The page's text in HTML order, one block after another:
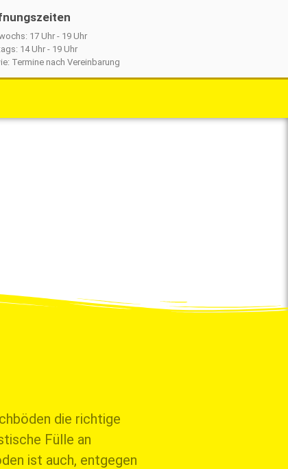
17 Uhr - 19 Uhr
14 Uhr - 19 Uhr
Termine nach Vereinbarung
die richtige
Fülle an
ist auch, entgegen